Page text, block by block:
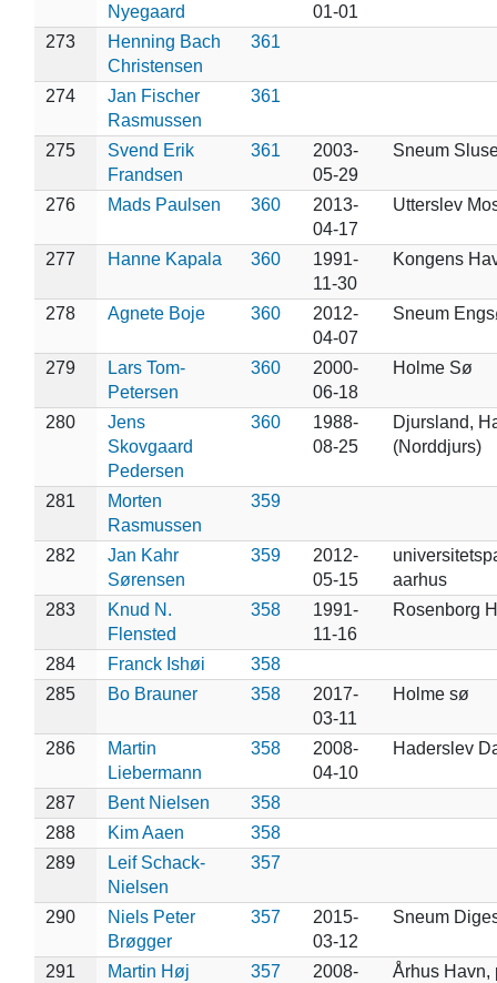
Nyegaard
01-01
273
Henning Bach
Christensen
361
274
Jan Fischer
Rasmussen
361
275
Svend Erik
Frandsen
361
2003-
05-29
Sneum
276 Mads Paulsen 360
2013-
04-17
Utterslev
277 Hanne Kapala 360
1991-
11-30
Kongens
278 Agnete Boje 360
2012-
04-07
Sneum
279
Lars Tom-
Petersen
360
2000-
06-18
Holme Sø
280
Jens
Skovgaard
Pedersen
360
1988-
08-25
Djursland,
(Norddjurs)
281
Morten
Rasmussen
359
282
Jan Kahr
Sørensen
359
2012-
05-15
aarhus
283
Knud N.
Flensted
358
1991-
11-16
Rosenborg
284 Franck Ishøi
358
285
Bo Brauner 358
2017-
03-11
Holme sø
286
Martin
Liebermann
358
2008-
04-10
Haderslev
287 Bent Nielsen
358
288
Kim Aaen
358
289
Leif Schack-
Nielsen
357
290
Niels Peter
Brøgger
357
2015-
03-12
Sneum
291 Martin Høj 357 2008- Århus Havn,